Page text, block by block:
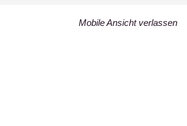
Mobile Ansicht verlassen